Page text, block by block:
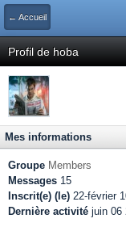
← Accueil
Profil de hoba
Mes informations
Groupe Members
Messages 15
Inscrit(e) (le) 22-février
Dernière activité juin 06